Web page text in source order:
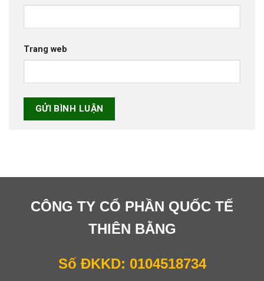
Trang web
CÔNG TY CỔ PHẦN QUỐC TẾ
THIÊN BẰNG
Số ĐKKD: 0104518734